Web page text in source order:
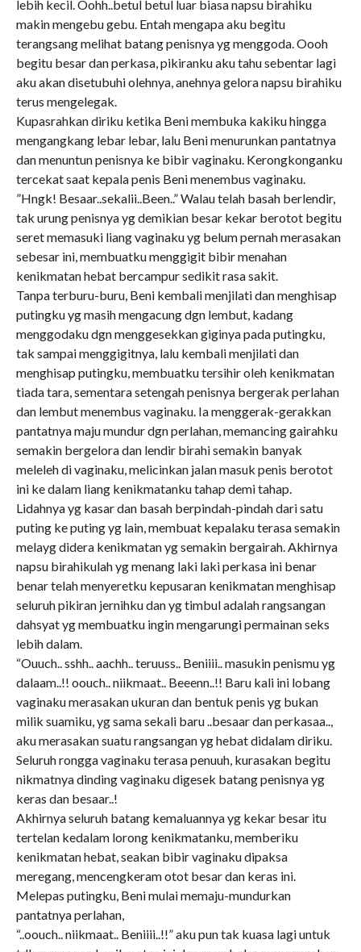
lebih kecil. Oohh..betul betul luar biasa napsu birahiku
makin mengebu gebu. Entah mengapa aku begitu
terangsang melihat batang penisnya yg menggoda. Oooh
begitu besar dan perkasa, pikiranku aku tahu sebentar lagi
aku akan disetubuhi olehnya, anehnya gelora napsu birahiku
terus mengelegak.
Kupasrahkan diriku ketika Beni membuka kakiku hingga
mengangkang lebar lebar, lalu Beni menurunkan pantatnya
dan menuntun penisnya ke bibir vaginaku. Kerongkonganku
tercekat saat kepala penis Beni menembus vaginaku.
”Hngk! Besaar..sekalii..Been..” Walau telah basah berlendir,
tak urung penisnya yg demikian besar kekar berotot begitu
seret memasuki liang vaginaku yg belum pernah merasakan
sebesar ini, membuatku menggigit bibir menahan
kenikmatan hebat bercampur sedikit rasa sakit.
Tanpa terburu-buru, Beni kembali menjilati dan menghisap
putingku yg masih mengacung dgn lembut, kadang
menggodaku dgn menggesekkan giginya pada putingku,
tak sampai menggigitnya, lalu kembali menjilati dan
menghisap putingku, membuatku tersihir oleh kenikmatan
tiada tara, sementara setengah penisnya bergerak perlahan
dan lembut menembus vaginaku. Ia menggerak-gerakkan
pantatnya maju mundur dgn perlahan, memancing gairahku
semakin bergelora dan lendir birahi semakin banyak
meleleh di vaginaku, melicinkan jalan masuk penis berotot
ini ke dalam liang kenikmatanku tahap demi tahap.
Lidahnya yg kasar dan basah berpindah-pindah dari satu
puting ke puting yg lain, membuat kepalaku terasa semakin
melayg didera kenikmatan yg semakin bergairah. Akhirnya
napsu birahikulah yg menang laki laki perkasa ini benar
benar telah menyeretku kepusaran kenikmatan menghisap
seluruh pikiran jernihku dan yg timbul adalah rangsangan
dahsyat yg membuatku ingin mengarungi permainan seks
lebih dalam.
“Ouuch.. sshh.. aachh.. teruuss.. Beniiii.. masukin penismu yg
dalaam..!! oouch.. niikmaat.. Beeenn..!! Baru kali ini lobang
vaginaku merasakan ukuran dan bentuk penis yg bukan
milik suamiku, yg sama sekali baru ..besaar dan perkasaa..,
aku merasakan suatu rangsangan yg hebat didalam diriku.
Seluruh rongga vaginaku terasa penuuh, kurasakan begitu
nikmatnya dinding vaginaku digesek batang penisnya yg
keras dan besaar..!
Akhirnya seluruh batang kemaluannya yg kekar besar itu
tertelan kedalam lorong kenikmatanku, memberiku
kenikmatan hebat, seakan bibir vaginaku dipaksa
meregang, mencengkeram otot besar dan keras ini.
Melepas putingku, Beni mulai memaju-mundurkan
pantatnya perlahan,
“..oouch.. niikmaat.. Beniiii..!!” aku pun tak kuasa lagi untuk